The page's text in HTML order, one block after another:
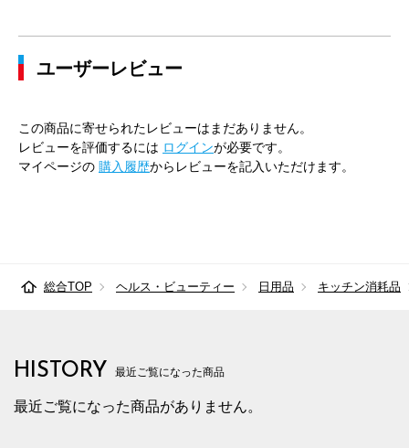
ユーザーレビュー
この商品に寄せられたレビューはまだありません。
レビューを評価するには ログインが必要です。
マイページの 購入履歴からレビューを記入いただけます。
総合TOP ヘルス・ビューティー 日用品 キッチン消耗品
HISTORY 最近ご覧になった商品
最近ご覧になった商品がありません。